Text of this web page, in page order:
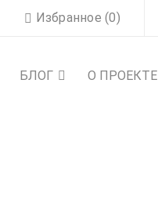
Избранное (0)
БЛОГ О ПРОЕКТЕ